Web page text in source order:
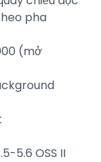
pha
(mở
5.6 OSS II